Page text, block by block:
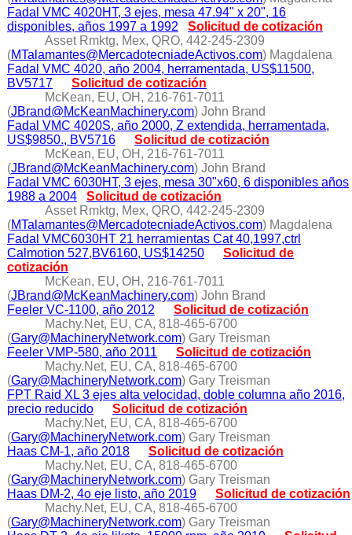
Fadal VMC 4020HT, 3 ejes, mesa 47.94" x 20", 16
disponibles, años 1997 a 1992
Solicitud de cotización
Asset Rmktg, Mex, QRO, 442-245-2309
(MTalamantes@MercadotecniadeActivos.com) Magdalena
Fadal VMC 4020, año 2004, herramentada, US$11500,
BV5717
Solicitud de cotización
McKean, EU, OH, 216-761-7011
(JBrand@McKeanMachinery.com) John Brand
Fadal VMC 4020S, año 2000, Z extendida, herramentada,
US$9850., BV5716
Solicitud de cotización
McKean, EU, OH, 216-761-7011
(JBrand@McKeanMachinery.com) John Brand
Fadal VMC 6030HT, 3 ejes, mesa 30"x60, 6 disponibles años
1988 a 2004
Solicitud de cotización
Asset Rmktg, Mex, QRO, 442-245-2309
(MTalamantes@MercadotecniadeActivos.com) Magdalena
Fadal VMC6030HT 21 herramientas Cat 40,1997,ctrl
Calmotion 527,BV6160, US$14250
Solicitud de
cotización
McKean, EU, OH, 216-761-7011
(JBrand@McKeanMachinery.com) John Brand
Feeler VC-1100, año 2012
Solicitud de cotización
Machy.Net, EU, CA, 818-465-6700
(Gary@MachineryNetwork.com) Gary Treisman
Feeler VMP-580, año 2011
Solicitud de cotización
Machy.Net, EU, CA, 818-465-6700
(Gary@MachineryNetwork.com) Gary Treisman
FPT Raid XL 3 ejes alta velocidad, doble columna año 2016,
precio reducido
Solicitud de cotización
Machy.Net, EU, CA, 818-465-6700
(Gary@MachineryNetwork.com) Gary Treisman
Haas CM-1, año 2018
Solicitud de cotización
Machy.Net, EU, CA, 818-465-6700
(Gary@MachineryNetwork.com) Gary Treisman
Haas DM-2, 4o eje listo, año 2019
Solicitud de cotización
Machy.Net, EU, CA, 818-465-6700
(Gary@MachineryNetwork.com) Gary Treisman